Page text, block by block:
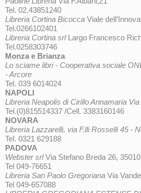
Tel. 02.43851240
Libreria Cortina Bicocca Viale
Tel.0266102401
Libreria Cortina srlLargo Francesco
Tel.0258303746
Monza e Brianza
Lo sciame libri - Cooperativa sociale
- Arcore
Tel. 039 6014024
NAPOLI
Libreria Neapolis di Cirillo Annamaria
Tel.(0)815514337 /Cell. 3383160146
NOVARA
Libreria Lazzarelli, via F.lli Rosselli 45 -
Tel. 0321 629188
PADOVA
Webster srlVia Stefano Breda 26,
Tel 049-76651
Libreria San Paolo Gregoriana Via
Tel 049-657088